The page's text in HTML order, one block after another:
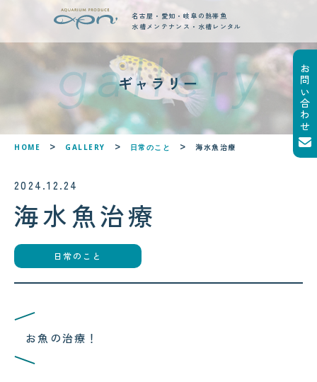
名古屋・愛知・岐阜の熱帯魚
水槽メンテナンス・水槽レンタル
new posts
最新ブログ記事
2026.08.06
ンテナンスの合間の癒し時間
お問い合わせ
ギャラリー
HOME GALLERY 日常のこと 海水魚治療
2024.12.24
海水魚治療
日常のこと
お魚の治療！